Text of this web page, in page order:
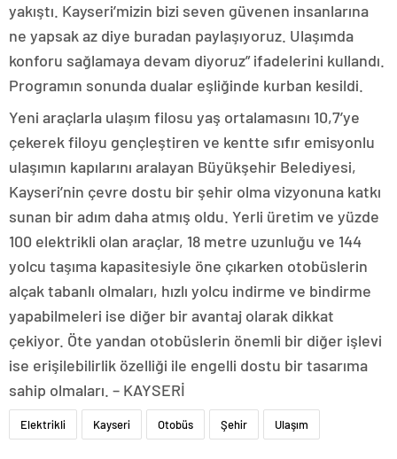
yakıştı. Kayseri’mizin bizi seven güvenen insanlarına
ne yapsak az diye buradan paylaşıyoruz. Ulaşımda
konforu sağlamaya devam diyoruz” ifadelerini kullandı.
Programın sonunda dualar eşliğinde kurban kesildi.
Yeni araçlarla ulaşım filosu yaş ortalamasını 10,7’ye
çekerek filoyu gençleştiren ve kentte sıfır emisyonlu
ulaşımın kapılarını aralayan Büyükşehir Belediyesi,
Kayseri’nin çevre dostu bir şehir olma vizyonuna katkı
sunan bir adım daha atmış oldu. Yerli üretim ve yüzde
100 elektrikli olan araçlar, 18 metre uzunluğu ve 144
yolcu taşıma kapasitesiyle öne çıkarken otobüslerin
alçak tabanlı olmaları, hızlı yolcu indirme ve bindirme
yapabilmeleri ise diğer bir avantaj olarak dikkat
çekiyor. Öte yandan otobüslerin önemli bir diğer işlevi
ise erişilebilirlik özelliği ile engelli dostu bir tasarıma
sahip olmaları. – KAYSERİ
Elektrikli Kayseri Otobüs Şehir Ulaşım